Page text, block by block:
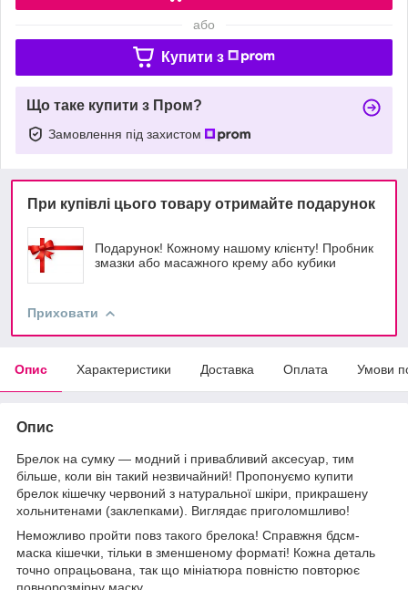
або
Купити з
Що таке купити з Пром?
Замовлення під захистом
При купівлі цього товару отримайте подарунок
Подарунок! Кожному нашому клієнту! Пробник
змазки або масажного крему або кубики
Приховати
Опис Характеристики Доставка Оплата Умови
Опис
Брелок на сумку — модний і привабливий аксесуар, тим
більше, коли він такий незвичайний! Пропонуємо купити
брелок кішечку червоний з натуральної шкіри, прикрашену
хольнитенами (заклепками). Виглядає приголомшливо!
Неможливо пройти повз такого брелока! Справжня бдсм-
маска кішечки, тільки в зменшеному форматі! Кожна деталь
точно опрацьована, так що мініатюра повністю повторює
повнорозмірну маску.